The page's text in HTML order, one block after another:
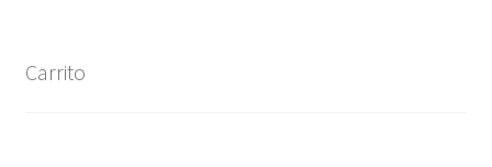
Carrito